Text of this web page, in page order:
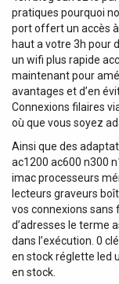
pratiques pourquoi
port offert un accès
haut a votre 3h pour
un wifi plus rapide
maintenant pour
avantages et d’en
Connexions filaires
où que vous soyez
Ainsi que des
ac1200 ac600 n300
imac processeurs
lecteurs graveurs
vos connexions sans
d’adresses le terme
dans l’exécution. 0
en stock réglette led
en stock.